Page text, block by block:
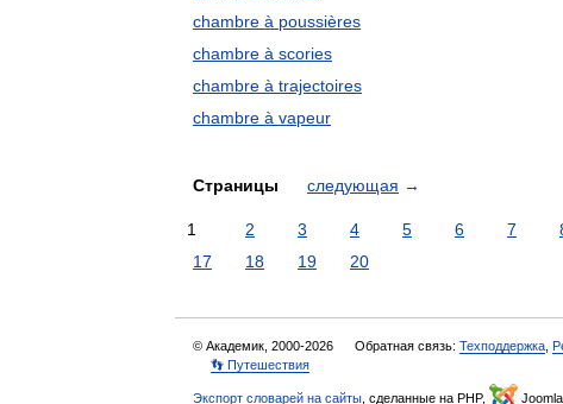
chambre à poussières
chambre à scories
chambre à trajectoires
chambre à vapeur
Страницы следующая →
1 2 3 4 5 6 7
17
18 19 20
© Академик, 2000-2026 Обратная связь: Техподдержка
👣 Путешествия
Экспорт словарей на сайты , сделанные на PHP, Joomla,